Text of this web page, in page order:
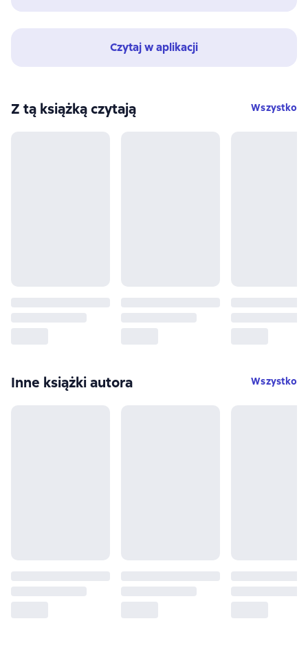
Czytaj w aplikacji
Z tą książką czytają Wszystko
Inne książki autora Wszystko